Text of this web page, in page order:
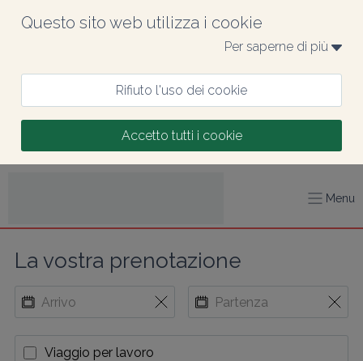
Questo sito web utilizza i cookie
Per saperne di più
Rifiuto l'uso dei cookie
Accetto tutti i cookie
Menu
La vostra prenotazione
Viaggio per lavoro